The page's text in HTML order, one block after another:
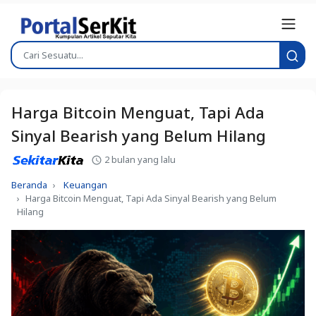
Harga Bitcoin Menguat, Tapi Ada
Sinyal Bearish yang Belum Hilang
2 bulan yang lalu
Beranda
Keuangan
Harga Bitcoin Menguat, Tapi Ada Sinyal Bearish yang Belum
Hilang